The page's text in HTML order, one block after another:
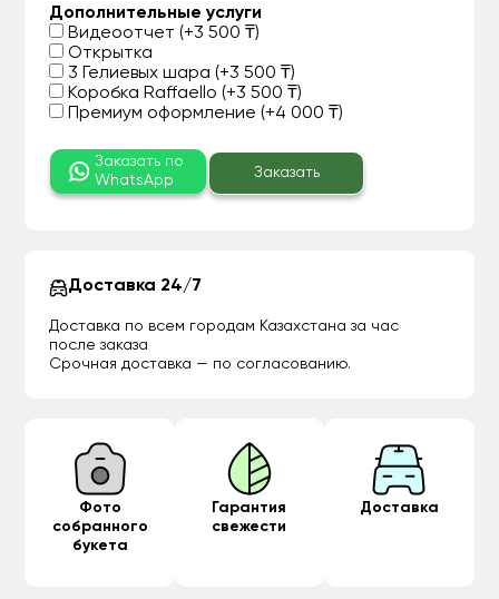
Дополнительные услуги
Видеоотчет (+3 500 ₸)
Открытка
3 Гелиевых шара (+3 500 ₸)
Коробка Raffaello (+3 500 ₸)
Премиум оформление (+4 000 ₸)
Заказать по
WhatsApp
Заказать
Доставка 24/7
Доставка по всем городам Казахстана за час
после заказа
Срочная доставка — по согласованию.
Фото
собранного
букета
Гарантия
свежести
Доставка